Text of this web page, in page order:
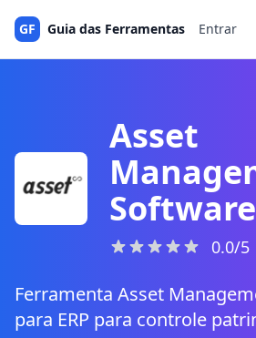
GF Guia das Ferramentas Entrar
Asset
Software
0.0/5
Ferramenta Asset
para ERP para controle